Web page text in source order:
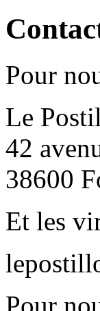
Pour
Le
42
38600
Et les
Pour